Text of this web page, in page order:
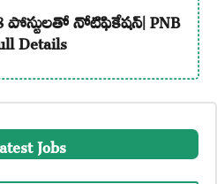
పోస్టులతో నోటిఫికేషన్| PNB
Details
Jobs